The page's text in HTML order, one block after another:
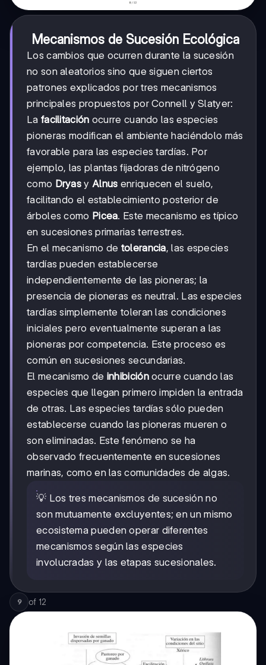
Mecanismos de Sucesión Ecológica
Los cambios que ocurren durante la sucesión
no son aleatorios sino que siguen ciertos
patrones explicados por tres mecanismos
principales propuestos por Connell y Slatyer:
La facilitación ocurre cuando las especies
pioneras modifican el ambiente haciéndolo más
favorable para las especies tardías. Por
ejemplo, las plantas fijadoras de nitrógeno
como Dryas y Alnus enriquecen el suelo,
facilitando el establecimiento posterior de
árboles como Picea. Este mecanismo es típico
en sucesiones primarias terrestres.
En el mecanismo de tolerancia, las especies
tardías pueden establecerse
independientemente de las pioneras; la
presencia de pioneras es neutral. Las especies
tardías simplemente toleran las condiciones
iniciales pero eventualmente superan a las
pioneras por competencia. Este proceso es
común en sucesiones secundarias.
El mecanismo de inhibiciónocurre cuando las
especies que llegan primero impiden la entrada
de otras. Las especies tardías sólo pueden
establecerse cuando las pioneras mueren o
son eliminadas. Este fenómeno se ha
observado frecuentemente en sucesiones
marinas, como en las comunidades de algas.
💡 Los tres mecanismos de sucesión no
son mutuamente excluyentes; en un mismo
ecosistema pueden operar diferentes
mecanismos según las especies
involucradas y las etapas sucesionales.
9 of 12